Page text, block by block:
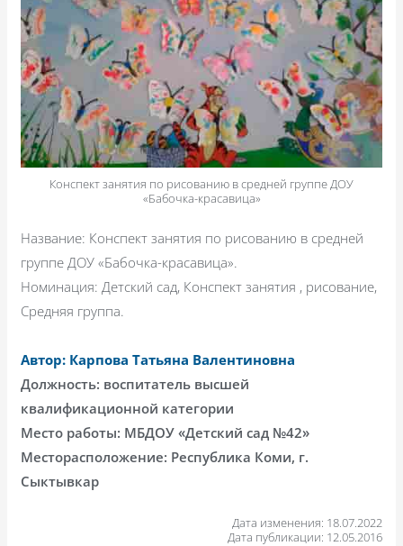
Конспект занятия по рисованию в средней группе ДОУ
«Бабочка-красавица»
Название: Конспект занятия по рисованию в средней
группе ДОУ «Бабочка-красавица».
Номинация: Детский сад, Конспект занятия , рисование,
Средняя группа.
Автор: Карпова Татьяна Валентиновна
Должность: воспитатель высшей
квалификационной категории
Место работы: МБДОУ «Детский сад №42»
Месторасположение: Республика Коми, г.
Сыктывкар
Дата изменения: 18.07.2022
Дата публикации: 12.05.2016